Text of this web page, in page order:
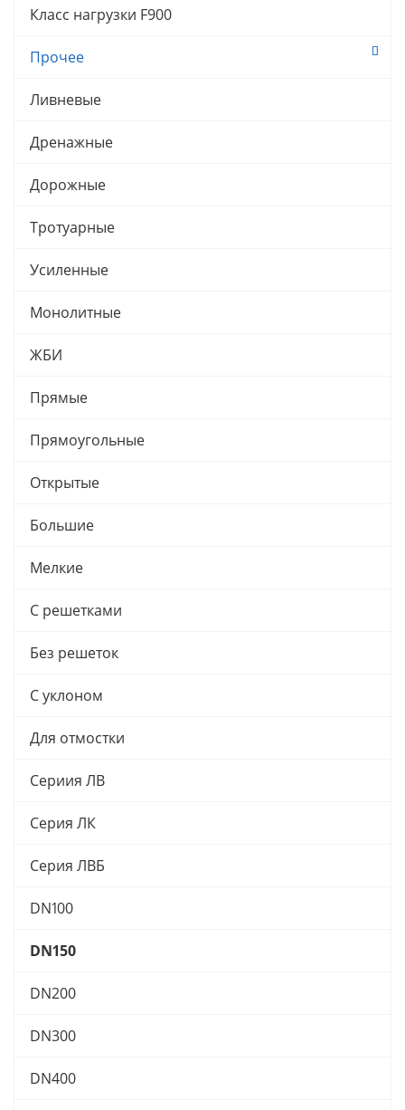
Класс нагрузки F900
Прочее
Ливневые
Дренажные
Дорожные
Тротуарные
Усиленные
Монолитные
ЖБИ
Прямые
Прямоугольные
Открытые
Большие
Мелкие
С решетками
Без решеток
С уклоном
Для отмостки
Сериия ЛВ
Серия ЛК
Серия ЛВБ
DN100
DN150
DN200
DN300
DN400